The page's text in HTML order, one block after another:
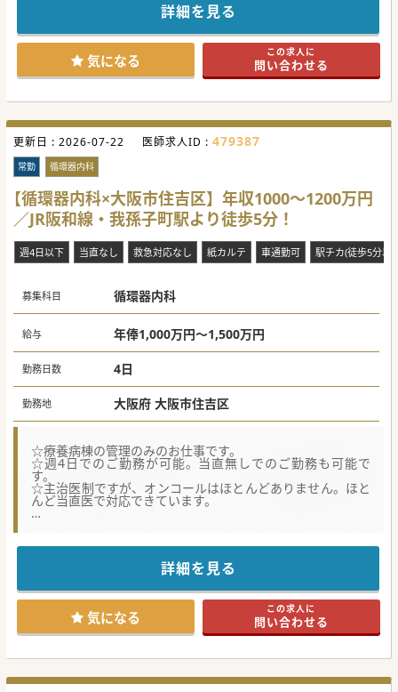
通常の有給とは別に、特別有給の取得も可能で、年間14日間
付与されます。
当直、オンコール無しの勤務も可能なので、家庭と仕事の両
立が可能です。
是非ともご応募ください。
詳細を見る
気になる この求人に
問い合わせる
更新日 : 2026-07-22 医師求人ID : 479387
常勤 循環器内科
【循環器内科×大阪市住吉区】年収1000～1200万円
／JR阪和線・我孫子町駅より徒歩5分！
週4日以下 当直なし 救急対応なし 紙カルテ 車通勤可 駅チカ(徒歩5分以
募集科目 循環器内科
給与 年俸1,000万円～1,500万円
勤務日数 4日
勤務地 大阪府 大阪市住吉区
☆療養病棟の管理のみのお仕事です。
☆週4日でのご勤務が可能。当直無しでのご勤務も可能で
す。
☆主治医制ですが、オンコールはほとんどありません。ほと
んど当直医で対応できています。
福利厚生が充実しており、借り上げ社宅、赴任手当も相談可
通常の有給とは別に、特別有給の取得も可能で、年間14日間
付与されます。
当直、オンコール無しの勤務も可能なので、家庭と仕事の両
立が可能です。
是非ともご応募ください。
詳細を見る
気になる この求人に
問い合わせる